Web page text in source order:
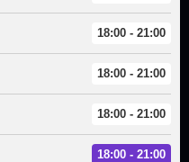
18:00 - 21:00
18:00 - 21:00
18:00 - 21:00
18:00 - 21:00